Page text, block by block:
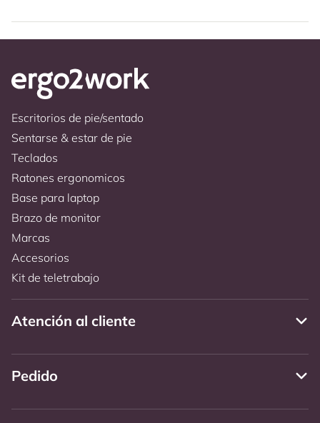
Escritorios de pie/sentado
Sentarse & estar de pie
Teclados
Ratones ergonomicos
Base para laptop
Brazo de monitor
Marcas
Accesorios
Kit de teletrabajo
Atención al cliente
Pedido